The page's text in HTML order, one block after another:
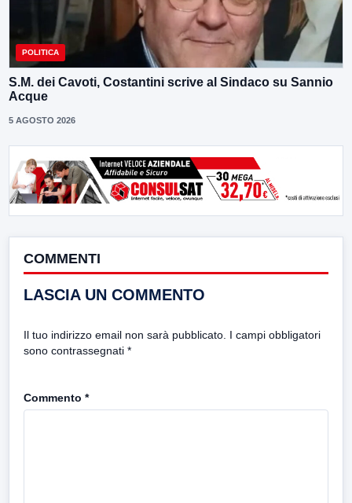
POLITICA
S.M. dei Cavoti, Costantini scrive al Sindaco su Sannio
Acque
5 AGOSTO 2026
COMMENTI
LASCIA UN COMMENTO
Il tuo indirizzo email non sarà pubblicato. I campi obbligatori
sono contrassegnati *
Commento *